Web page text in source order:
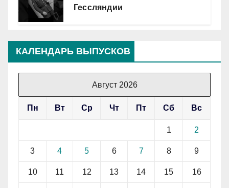
Гессляндии
КАЛЕНДАРЬ ВЫПУСКОВ
Август 2026
Пн Вт Ср Чт Пт Сб Вс
1 2
3 4 5 6 7 8 9
10 11 12 13 14 15 16